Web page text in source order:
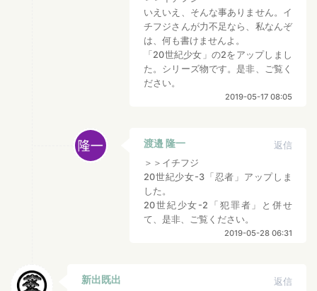
いえいえ、そんな事ありません。イ
チフジさんが力不足なら、私なんぞ
は、何も書けませんよ。
「20世紀少女」の2をアップしまし
た。シリーズ物です。是非、ご覧く
ださい。
2019-05-17 08:05
渡邉 隆一
返信
＞＞イチフジ
20世紀少女-3「忍者」アップしま
した。
20世紀少女-2「犯罪者」と併せ
て、是非、ご覧ください。
2019-05-28 06:31
新出既出
返信